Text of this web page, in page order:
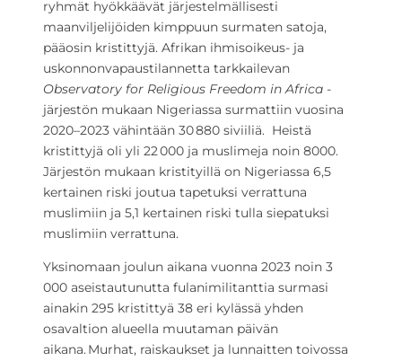
ryhmät hyökkäävät järjestelmällisesti
maanviljelijöiden kimppuun surmaten satoja,
pääosin kristittyjä. Afrikan ihmisoikeus- ja
uskonnonvapaustilannetta tarkkailevan
Observatory for Religious Freedom in Africa -
järjestön mukaan Nigeriassa surmattiin vuosina
2020–2023 vähintään 30 880 siviiliä. Heistä
kristittyjä oli yli 22 000 ja muslimeja noin 8000.
Järjestön mukaan kristityillä on Nigeriassa 6,5
kertainen riski joutua tapetuksi verrattuna
muslimiin ja 5,1 kertainen riski tulla siepatuksi
muslimiin verrattuna.
Yksinomaan joulun aikana vuonna 2023 noin 3
000 aseistautunutta fulanimilitanttia surmasi
ainakin 295 kristittyä 38 eri kylässä yhden
osavaltion alueella muutaman päivän
aikana. Murhat, raiskaukset ja lunnaitten toivossa